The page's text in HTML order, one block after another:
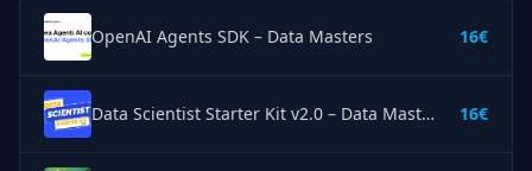
OpenAI Agents SDK – Data Masters 16€
Data Scientist Starter Kit v2.0 – Data Masters 16€